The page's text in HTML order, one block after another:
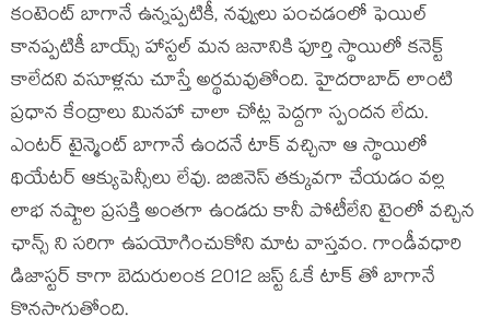
కంటెంట్ బాగానే ఉన్నప్పటికీ, నవ్వులు పంచడంలో ఫెయిల్
కానప్పటికీ బాయ్స్ హాస్టల్ మన జనానికి పూర్తి స్థాయిలో కనెక్ట్
కాలేదని వసూళ్లను చూస్తే అర్థమవుతోంది. హైదరాబాద్ లాంటి
ప్రధాన కేంద్రాలు మినహా చాలా చోట్ల పెద్దగా స్పందన లేదు.
ఎంటర్ టైన్మెంట్ బాగానే ఉందనే టాక్ వచ్చినా ఆ స్థాయిలో
థియేటర్ ఆక్యుపెన్సీలు లేవు. బిజినెస్ తక్కువగా చేయడం వల్ల
లాభ నష్టాల ప్రసక్తి అంతగా ఉండదు కానీ పోటీలేని టైంలో వచ్చిన
ఛాన్స్ ని సరిగా ఉపయోగించుకోని మాట వాస్తవం. గాండీవధారి
డిజాస్టర్ కాగా బెదురులంక 2012 జస్ట్ ఓకే టాక్ తో బాగానే
కొనసాగుతోంది.